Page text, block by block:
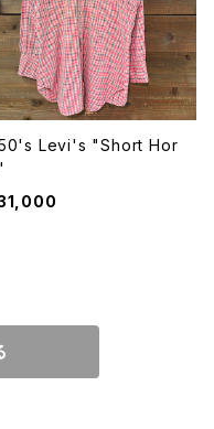
Levi's "Short Hor